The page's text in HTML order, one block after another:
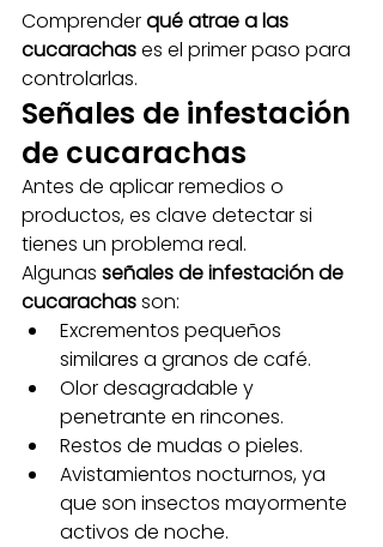
Comprender qué atrae a las
cucarachas es el primer paso para
controlarlas.
Señales de infestación
de cucarachas
Antes de aplicar remedios o
productos, es clave detectar si
tienes un problema real.
Algunas señales de infestación de
cucarachas son:
Excrementos pequeños
similares a granos de café.
Olor desagradable y
penetrante en rincones.
Restos de mudas o pieles.
Avistamientos nocturnos, ya
que son insectos mayormente
activos de noche.